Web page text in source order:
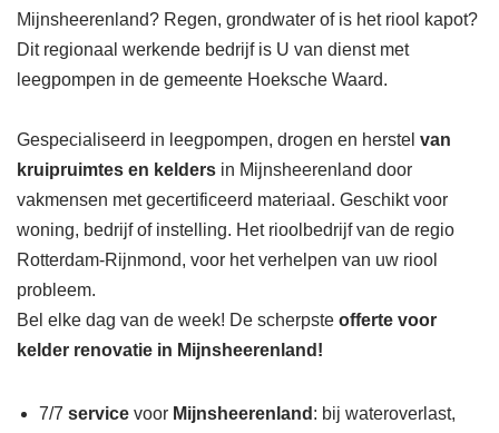
Mijnsheerenland? Regen, grondwater of is het riool kapot?
Dit regionaal werkende bedrijf is U van dienst met
leegpompen in de gemeente Hoeksche Waard.
Gespecialiseerd in leegpompen, drogen en herstel van
kruipruimtes en kelders in Mijnsheerenland door
vakmensen met gecertificeerd materiaal. Geschikt voor
woning, bedrijf of instelling. Het rioolbedrijf van de regio
Rotterdam-Rijnmond, voor het verhelpen van uw riool
probleem.
Bel elke dag van de week! De scherpste offerte voor
kelder renovatie in Mijnsheerenland!
7/7 service voor Mijnsheerenland : bij wateroverlast,